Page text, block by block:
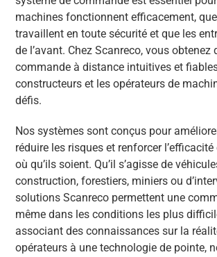
machines fonctionnent efficacement,
travaillent en toute sécurité et que les
de l’avant. Chez Scanreco, vous
commande à distance intuitives et
constructeurs et les opérateurs de
défis.
Nos systèmes sont conçus pour
réduire les risques et renforcer l’efficacité
où qu’ils soient. Qu’il s’agisse de
construction, forestiers, miniers ou
solutions Scanreco permettent une
même dans les conditions les plus
associant des connaissances sur la
opérateurs à une technologie de pointe,